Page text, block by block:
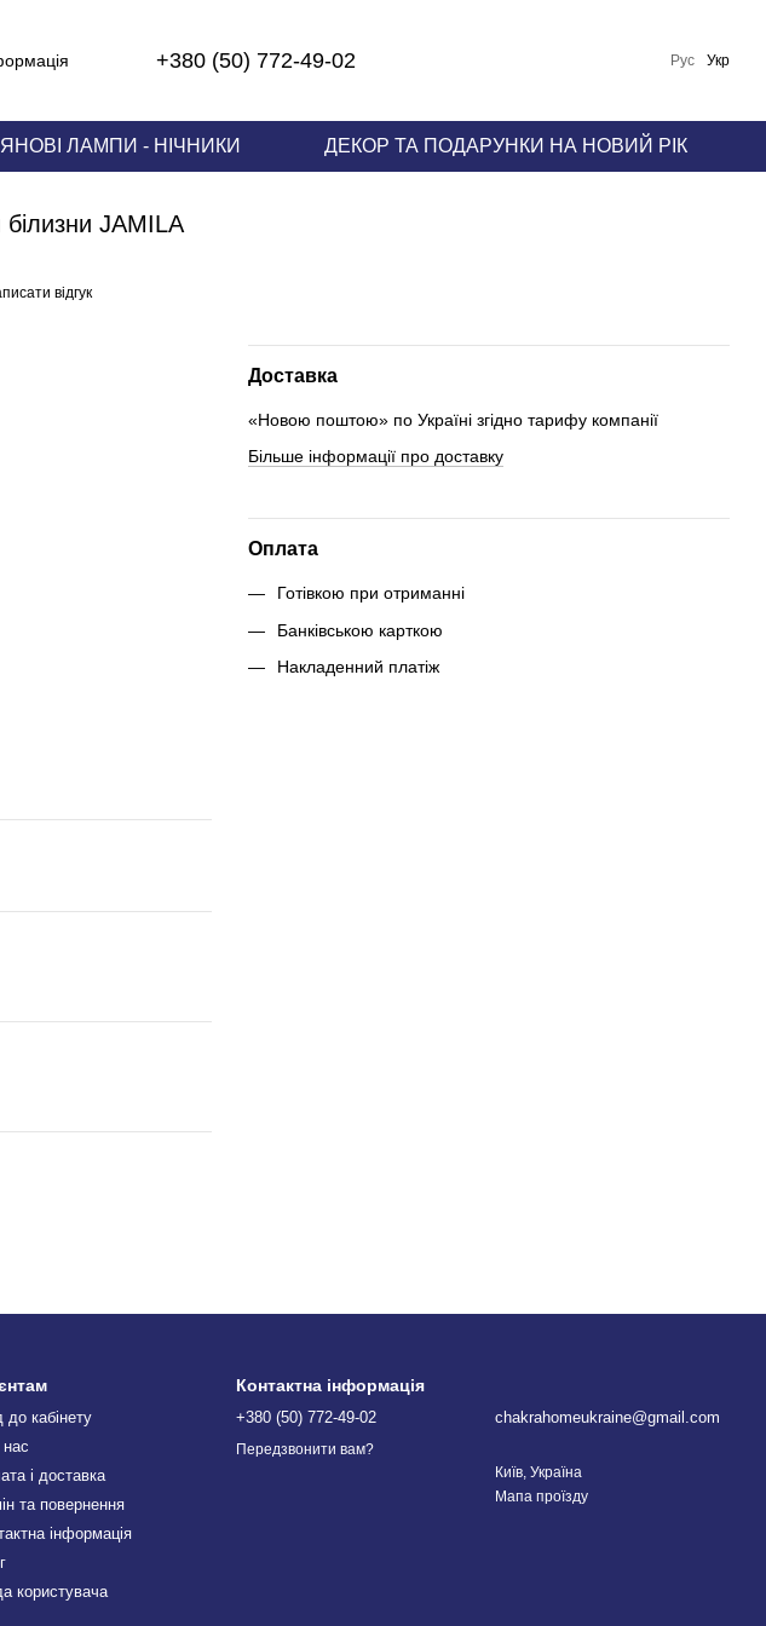
+380 (50) 772-49-02 Укр
Рус
ЛАМПИ - НІЧНИКИ ДЕКОР ТА ПОДАРУНКИ НА НОВИЙ РІК
JAMILA
відгук
Доставка
«Новою поштою» по Україні згідно тарифу компанії
Більше інформації про доставку
Оплата
Готівкою при отриманні
Банківською карткою
Накладенний платіж
до кабінету
і доставка
та повернення
інформація
користувача
Контактна інформація
+380 (50) 772-49-02
Передзвонити вам?
chakrahomeukraine@gmail.com
Київ, Україна
Мапа проїзду